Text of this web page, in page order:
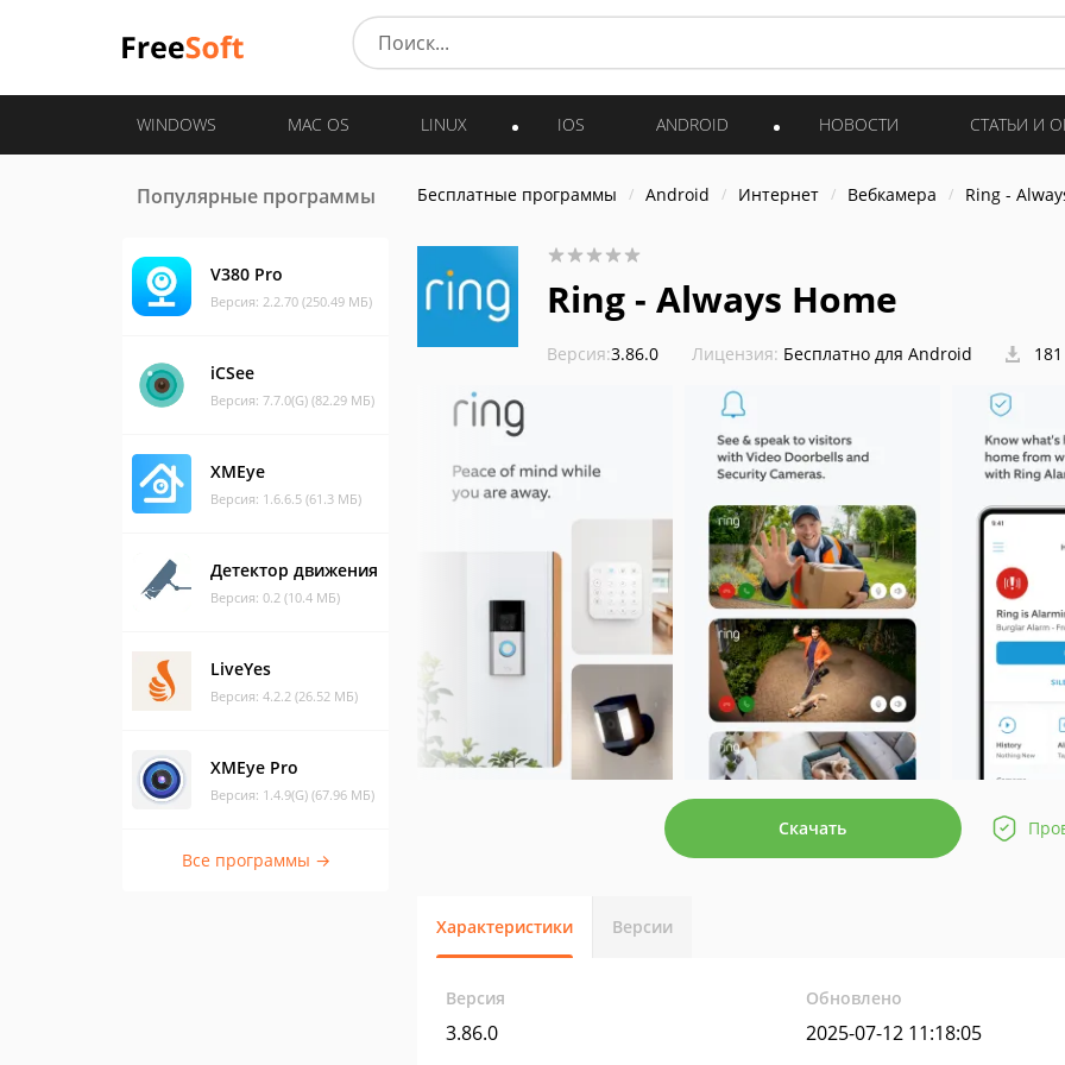
WINDOWS MAC OS LINUX IOS ANDROID НОВОСТИ СТАТЬИ И
Популярные программы
V380 Pro
Версия: 2.2.70 (250.49 МБ)
iCSee
Версия: 7.7.0(G) (82.29 МБ)
XMEye
Версия: 1.6.6.5 (61.3 МБ)
Детектор движения
Версия: 0.2 (10.4 МБ)
LiveYes
Версия: 4.2.2 (26.52 МБ)
XMEye Pro
Версия: 1.4.9(G) (67.96 МБ)
Все программы →
Бесплатные программы Android Интернет Вебкамера Ring -
Ring - Always Home
Версия:3.86.0 Лицензия: Бесплатно для Android
Скачать
Характеристики Версии
Версия
3.86.0
Обновлено
2025-07-12 11:18:05